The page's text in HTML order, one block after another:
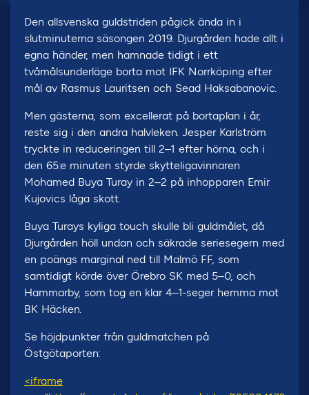
Den allsvenska guldstriden pågick ända in i
slutminuterna säsongen 2019. Djurgården hade allt i
egna händer, men hamnade tidigt i ett
tvåmålsunderläge borta mot IFK Norrköping efter
mål av Rasmus Lauritsen och Sead Haksabanovic.
Men gästerna, som excellerat på bortaplan i år,
reste sig i den andra halvleken. Jesper Karlström
tryckte in reduceringen till 2–1 efter hörna, och i
den 65:e minuten styrde skytteligavinnaren
Mohamed Buya Turay in 2–2 på inhopparen Emir
Kujovics låga skott.
Buya Turays kyliga touch skulle bli guldmålet, då
Djurgården höll undan och säkrade seriesegern med
en poängs marginal ned till Malmö FF, som
samtidigt körde över Örebro SK med 5–0, och
Hammarby, som tog en klar 4–1-seger hemma mot
BK Häcken.
Se höjdpunkter från guldmatchen på
Östgötaporten:
<iframe